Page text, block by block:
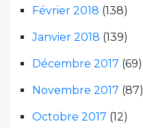
Février 2018 (138)
Janvier 2018 (139)
Décembre 2017 (69)
Novembre 2017 (87)
Octobre 2017 (12)